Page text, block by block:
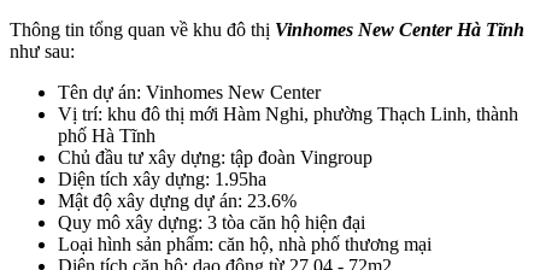
Thông tin tổng quan về khu đô thị Vinhomes New Center Hà Tĩnh
như sau:
Tên dự án: Vinhomes New Center
Vị trí: khu đô thị mới Hàm Nghi, phường Thạch Linh, thành
phố Hà Tĩnh
Chủ đầu tư xây dựng: tập đoàn Vingroup
Diện tích xây dựng: 1.95ha
Mật độ xây dựng dự án: 23.6%
Quy mô xây dựng: 3 tòa căn hộ hiện đại
Loại hình sản phẩm: căn hộ, nhà phố thương mại
Diện tích căn hộ: dao động từ 27.04 - 72m2